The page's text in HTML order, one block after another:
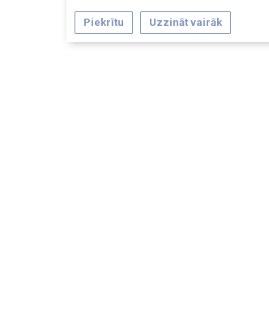
Piekrītu Uzzināt vairāk